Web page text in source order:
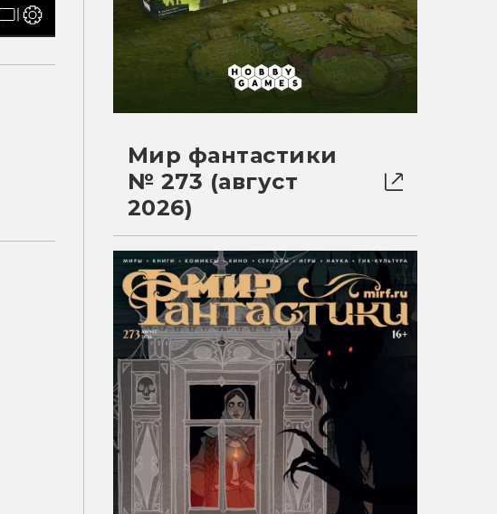
Мир фантастики
№ 273 (август
2026)